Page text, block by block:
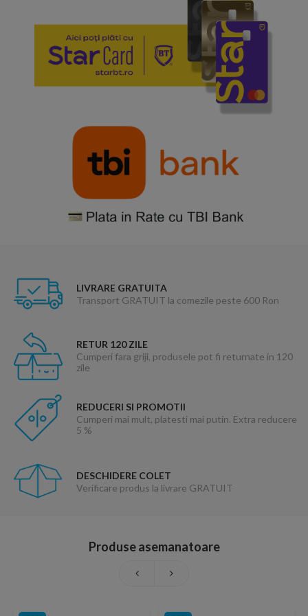
LIVRARE GRATUITA
Transport GRATUIT la comezile peste 600 Ron
RETUR 120 ZILE
Cumperi fara griji, produsele pot fi returnate in 120
zile
REDUCERI SI PROMOTII
Cumperi mai mult, platesti mai putin. Extra reducere
5 %
DESCHIDERE COLET
Verificare produs la livrare GRATUIT
Produse asemanatoare